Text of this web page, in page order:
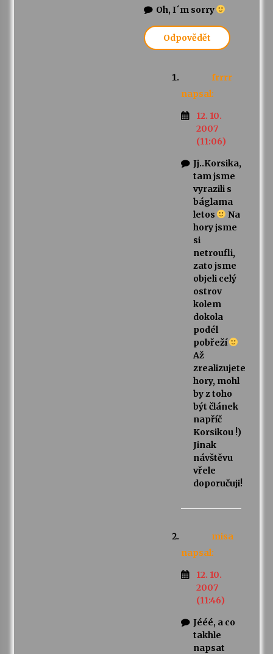
Oh, I´m sorry
Odpovědět
frrrr
napsal:
12. 10.
2007
(11:06)
Jj..Korsika,
tam jsme
vyrazili s
báglama
letos
Na
hory jsme
si
netroufli,
zato jsme
objeli celý
ostrov
kolem
dokola
podél
pobřeží
Až
zrealizujete
hory, mohl
by z toho
být článek
napříč
Korsikou !)
Jinak
návštěvu
vřele
doporučuji!
misa
napsal:
12. 10.
2007
(11:46)
Jééé, a co
takhle
napsat